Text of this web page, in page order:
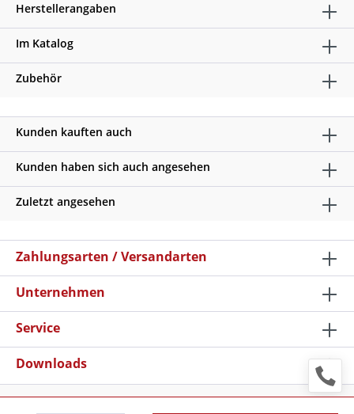
Herstellerangaben
Im Katalog
Zubehör
Kunden kauften auch
Kunden haben sich auch angesehen
Zuletzt angesehen
Zahlungsarten / Versandarten
Unternehmen
Service
Downloads